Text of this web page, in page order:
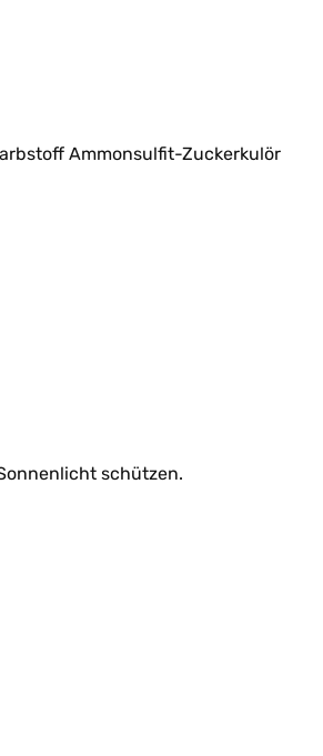
Ammonsulfit-Zuckerkulör
schützen.